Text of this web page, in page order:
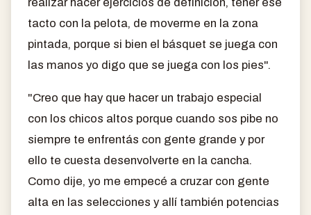
tacto con la pelota, de moverme en la zona
pintada, porque si bien el básquet se juega con
las manos yo digo que se juega con los pies".
"Creo que hay que hacer un trabajo especial
con los chicos altos porque cuando sos pibe no
siempre te enfrentás con gente grande y por
ello te cuesta desenvolverte en la cancha.
Como dije, yo me empecé a cruzar con gente
alta en las selecciones y allí también potencias